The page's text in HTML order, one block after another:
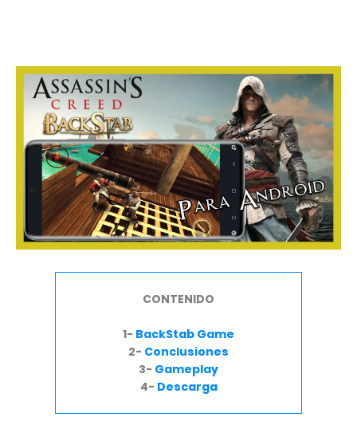
CONTENIDO
1- BackStab Game
2- Conclusiones
3- Gameplay
4- Descarga